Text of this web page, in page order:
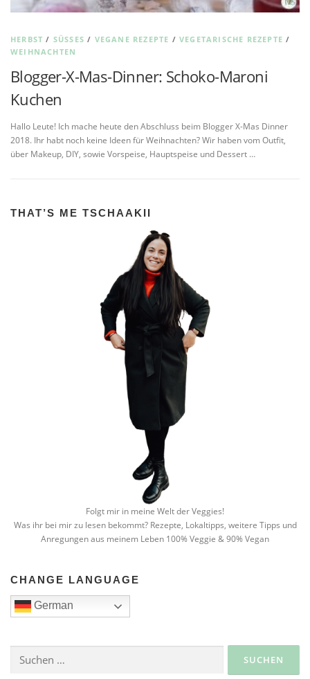
HERBST / SÜSSES / VEGANE REZEPTE /VEGETARISCHE REZEPTE /
WEIHNACHTEN
Blogger-X-Mas-Dinner: Schoko-Maroni
Kuchen
Hallo Leute! Ich mache heute den Abschluss beim Blogger X-Mas Dinner
2018. Ihr habt noch keine Ideen für Weihnachten? Wir haben vom Outfit,
über Makeup, DIY, sowie Vorspeise, Hauptspeise und Dessert …
THAT’S ME TSCHAAKII
Folgt mir in meine Welt der Veggies!
Was ihr bei mir zu lesen bekommt? Rezepte, Lokaltipps, weitere Tipps und
Anregungen aus meinem Leben 100% Veggie & 90% Vegan
CHANGE LANGUAGE
German
nach: